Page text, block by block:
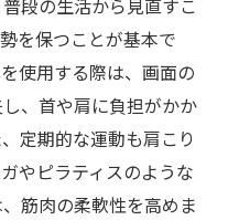
段の生活から見直すこ
を保つことが基本で
使用する際は、画面の
、首や肩に負担がかか
定期的な運動も肩こり
やピラティスのような
筋肉の柔軟性を高めま